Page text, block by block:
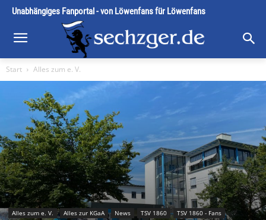
Unabhängiges Fanportal - von Löwenfans für Löwenfans
Start Alles zum e. V.
Alles zum e. V. Alles zur KGaA News TSV 1860 TSV 1860 - Fans